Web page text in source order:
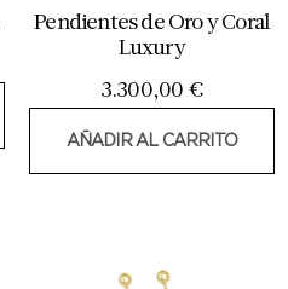
Pendientes de Oro y Coral
Luxury
3.300,00 €
AÑADIR AL CARRITO